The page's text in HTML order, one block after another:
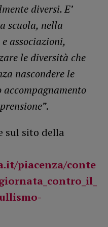
diversi. E’
scuola, nella
associazioni,
le diversità che
nascondere le
.
sul sito della
piacenza/conte